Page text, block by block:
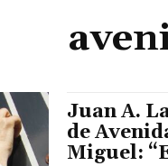
Juan A.
de
Miguel: